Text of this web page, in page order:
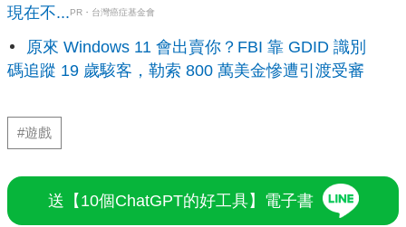
現在不...PR・台灣癌症基金會
原來 Windows 11 會出賣你？FBI 靠 GDID 識別
碼追蹤 19 歲駭客，勒索 800 萬美金慘遭引渡受審
#遊戲
送【10個ChatGPT的好工具】電子書